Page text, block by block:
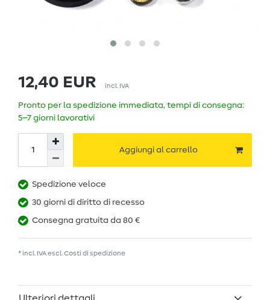
12,40 EUR incl. IVA
Pronto per la spedizione immediata, tempi di consegna:
5–7 giorni lavorativi
Aggiungi al carrello
Spedizione veloce
30 giorni di diritto di recesso
Consegna gratuita da 80 €
* incl. IVA escl.Costi di spedizione